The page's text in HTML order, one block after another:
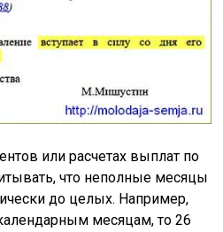
или расчетах выплат по
что неполные месяцы
до целых. Например,
месяцам, то 26